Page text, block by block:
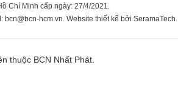
Chí Minh cấp ngày: 27/4/2021.
hcm.vn. Website thiết kế bởi SeramaTech.
thuộc BCN Nhất Phát.